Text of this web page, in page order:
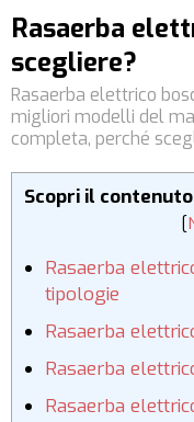
Rasaerba
scegliere?
Rasaerba elettrico
migliori modelli del
completa, perché
Scopri il
[
Rasaerba
tipologie
Rasaerba
Rasaerba
Rasaerba